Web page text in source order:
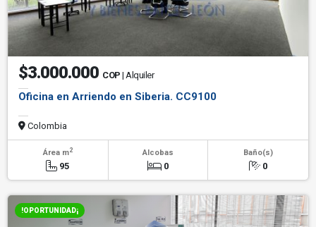
$3.000.000 COP | Alquiler
Oficina en Arriendo en Siberia. CC9100
Colombia
Área m2
95
Alcobas
0
Baño(s)
0
!OPORTUNIDAD¡